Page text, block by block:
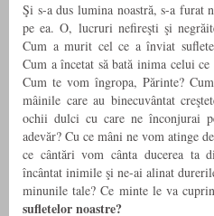
Şi s-a dus lumina noastră, s-a furat
pe ea. O, lucruri nefireşti şi
Cum a murit cel ce a înviat
Cum a încetat să bată inima celui
Cum te vom îngropa, Părinte?
mâinile care au binecuvântat
ochii dulci cu care ne înconjurai
adevăr? Cu ce mâni ne vom atinge
ce cântări vom cânta ducerea ta
încântat inimile şi ne-ai alinat
minunile tale? Ce minte le va
sufletelor noastre?